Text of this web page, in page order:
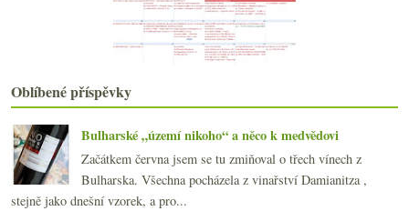
Oblíbené příspěvky
Bulharské „území nikoho“ a něco k medvědovi
Začátkem června jsem se tu zmiňoval o třech vínech z
Bulharska. Všechna pocházela z vinařství Damianitza ,
stejně jako dnešní vzorek, a pro...